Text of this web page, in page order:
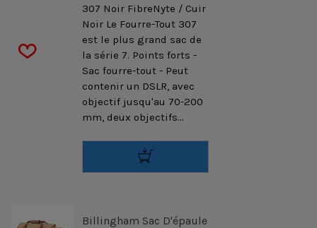
307 Noir FibreNyte / Cuir
Noir Le Fourre-Tout 307
est le plus grand sac de
la série 7. Points forts -
Sac fourre-tout - Peut
contenir un DSLR, avec
objectif jusqu'au 70-200
mm, deux objectifs...
Billingham Sac D'épaule